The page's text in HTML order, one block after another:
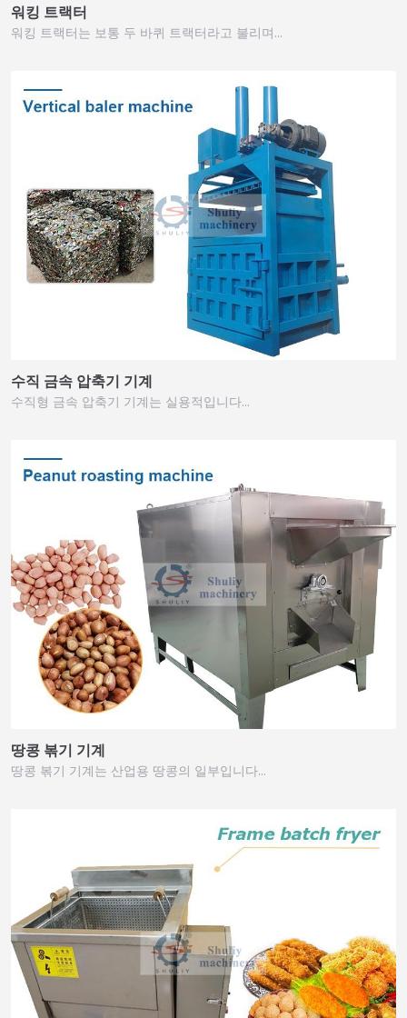
워킹 트랙터
워킹 트랙터는 보통 두 바퀴 트랙터라고 불리며…
수직 금속 압축기 기계
수직형 금속 압축기 기계는 실용적입니다…
땅콩 볶기 기계
땅콩 볶기 기계는 산업용 땅콩의 일부입니다…